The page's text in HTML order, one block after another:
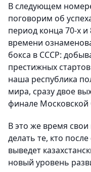
В следующем
поговорим об
период конца 70-х
времени
бокса в СССР:
престижных
наша республика
мира, сразу двое
финале
В это же время
делать те, кто
выведет
новый уровень